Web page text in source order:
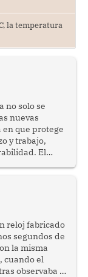
la temperatura
no solo se
nuevas
que protege
y trabajo,
El
del
las políticas
pobreza.
reloj fabricado
segundos de
la misma
cuando el
observaba el